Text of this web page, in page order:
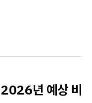
2026년 예상 비